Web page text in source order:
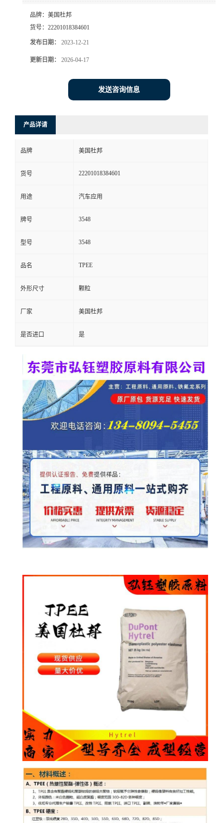
留
言
品牌： 美国杜邦
货号： 22201018384601
发布日期： 2023-12-21
更新日期： 2026-04-17
发送咨询信息
产品详请
品牌 美国杜邦
货号 22201018384601
用途 汽车应用
牌号 3548
型号 3548
品名 TPEE
外形尺寸 颗粒
厂家 美国杜邦
是否进口 是